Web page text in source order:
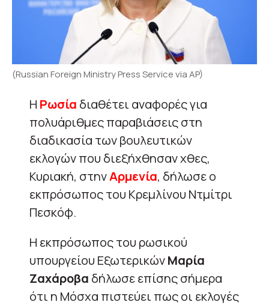
(Russian Foreign Ministry Press Service via AP)
Η Ρωσία διαθέτει αναφορές για
πολυάριθμες παραβιάσεις στη
διαδικασία των βουλευτικών
εκλογών που διεξήχθησαν χθες,
Κυριακή, στηνΑρμενία, δήλωσε ο
εκπρόσωπος του Κρεμλίνου Ντμίτρι
Πεσκόφ.
Η εκπρόσωπος του ρωσικού
υπουργείου ΕξωτερικώνΜαρία
Ζαχάροβα δήλωσε επίσης σήμερα
ότι η Μόσχα πιστεύει πως οι εκλογές